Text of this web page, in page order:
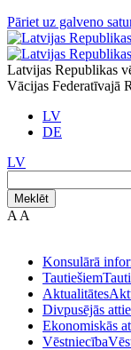
Pāriet uz galveno
Latvijas Republikas
Vācijas Federatīvajā
LV
DE
LV
Meklēt
A A
Konsulārā
Tautiešiem
Aktualitātes
Divpusējās
Ekonomiskās
Vēstniecība